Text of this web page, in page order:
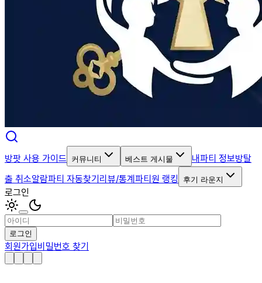
방팟 사용 가이드 커뮤니티 베스트 게시물 내파티 정보방탈
출 취소알람파티 자동찾기리뷰/통계파티원 랭킹 후기 라운지
로그인
로그인
회원가입비밀번호 찾기